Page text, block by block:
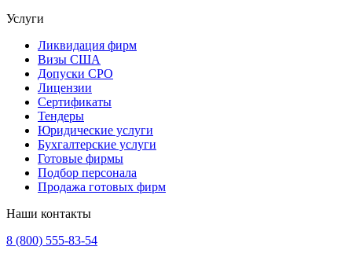
Услуги
Ликвидация фирм
Визы США
Допуски СРО
Лицензии
Сертификаты
Тендеры
Юридические услуги
Бухгалтерские услуги
Готовые фирмы
Подбор персонала
Продажа готовых фирм
Наши контакты
8 (800) 555-83-54